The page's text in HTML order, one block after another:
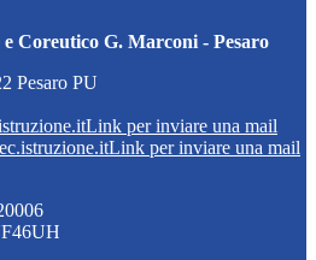
Coreutico G. Marconi - Pesaro
Pesaro PU
Link per inviare una mail
Link per inviare una mail